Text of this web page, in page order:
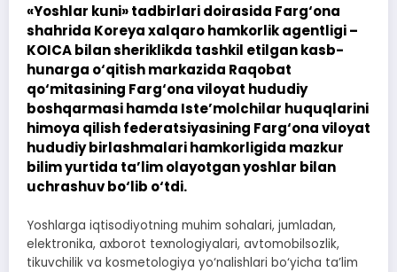
«Yoshlar kuni» tadbirlari doirasida Farg‘ona
shahrida Koreya xalqaro hamkorlik agentligi –
KOICA bilan sheriklikda tashkil etilgan kasb-
hunarga o‘qitish markazida Raqobat
qo‘mitasining Farg‘ona viloyat hududiy
boshqarmasi hamda Iste’molchilar huquqlarini
himoya qilish federatsiyasining Farg‘ona viloyat
hududiy birlashmalari hamkorligida mazkur
bilim yurtida ta’lim olayotgan yoshlar bilan
uchrashuv bo‘lib o‘tdi.
Yoshlarga iqtisodiyotning muhim sohalari, jumladan,
elektronika, axborot texnologiyalari, avtomobilsozlik,
tikuvchilik va kosmetologiya yo‘nalishlari bo‘yicha ta’lim